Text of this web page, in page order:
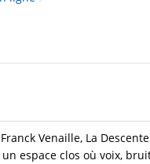
Venaille, La
espace clos où voix,